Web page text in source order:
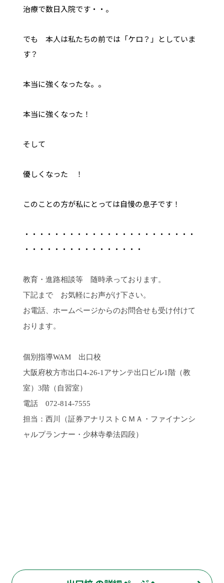
治療で数日入院です・・。
でも 本人は私たちの前では「ケロ？」としていま
す？
本当に強くなったな。。
本当に強くなった！
そして
優しくなった ！
このことの方が私にとっては自慢の息子です！
・・・・・・・・・・・・・・・・・・・・・・・
・・・・・・・・・・・・・・・・
教育・進路相談等 随時承っております。
下記まで お気軽にお声がけ下さい。
お電話、ホームページからのお問合せも受け付けて
おります。
個別指導WAM出口校
大阪府枚方市出口4-26-1 アサンテ出口ビル1 階（教
室） 3階（自習室）
電話 072-814-7555
担当：西川
（証券アナリストＣＭＡ・ファイナンシ
ャルプランナー・少林寺拳法四段）